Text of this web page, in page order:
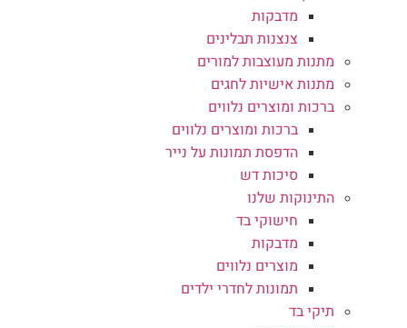
מדבקות
צנצנות תבלינים
מתנות מעוצבות למורים
מתנות אישיות לחגים
ברכות ומוצרים נלווים
ברכות ומוצרים נלווים
הדפסת תמונות על נייר
סיכות דש
התינוקות שלנו
חישוקי בד
מדבקות
מוצרים נלווים
תמונות לחדרי ילדים
תיקי בד